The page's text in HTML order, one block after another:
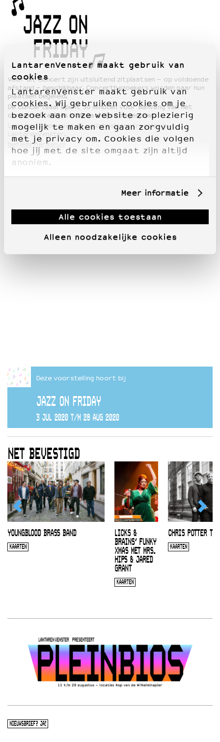
LantarenVenster maakt gebruik van
cookies
LantarenVenster maakt gebruik van
cookies. Wij gebruiken cookies om je
bezoek aan onze website zo plezierig
mogelijk te maken en gaan zorgvuldig
met je privacy om. Cookies die volgen
hoe jij met de site omgaat zijn altijd
anoniem.
Meer informatie
Alle cookies toestaan
Alleen noodzakelijke cookies
Voor dit concert zijn uitsluitend zitplaatsen – op voldoende
afstand – beschikbaar. Concertbezoekers worden naar hun
plaatsen begeleid.
De concertzaal opent 30 minuten voor aanvang van het
concert. Drankjes in de zaal zijn toegestaan.
Lees hier meer over de veiligheidsmaatregelen in
LantarenVenster.
benjaminherman.nl
Deze voorstelling hoort bij
JAZZ ON FRIDAY
3 JUL 2020 T/M 28 AUG 2020
NET BEVESTIGD
YOUNGBLOOD BRASS BAND
KAARTEN
LICKS &
BRAINS’ FUNKY
XMAS MET MRS.
HIPS & JARED
GRANT
KAARTEN
CHRIS POTTER
KAARTEN
NIEUWSBRIEF? JA!